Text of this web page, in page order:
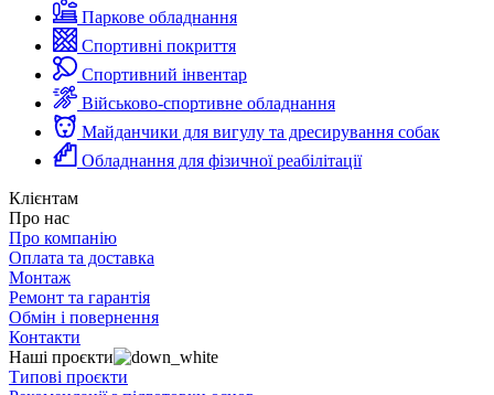
Паркове обладнання
Спортивні покриття
Спортивний інвентар
Військово-спортивне обладнання
Майданчики для вигулу та дресирування собак
Обладнання для фізичної реабілітації
Клієнтам
Про нас
Про компанію
Оплата та доставка
Монтаж
Ремонт та гарантія
Обмін і повернення
Контакти
Наші проєкти
Типові проєкти